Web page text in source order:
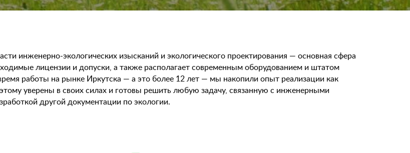
инженерно-экологических изысканий и экологического проектирования — основная сфера
лицензии и допуски, а также располагает современным оборудованием и штатом
работы на рынке Иркутска — а это более 12 лет — мы накопили опыт реализации как
уверены в своих силах и готовы решить любую задачу, связанную с инженерными
другой документации по экологии.